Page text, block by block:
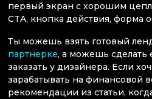
первый экран с хорошим
CTA, кнопка действия, форма
Ты можешь взять готовый
партнерке, а можешь сделать
заказать у дизайнера. Если
зарабатывать на финансовой
рекомендации из статьи,